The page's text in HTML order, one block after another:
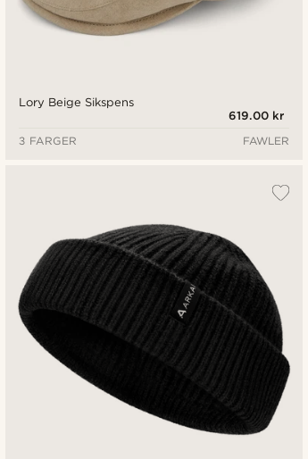
Lory Beige Sikspens
619.00 kr
3 FARGER
FAWLER